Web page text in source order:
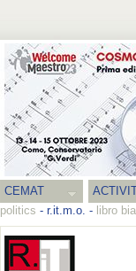
CEMAT
politics - r.it.m.o. - libro